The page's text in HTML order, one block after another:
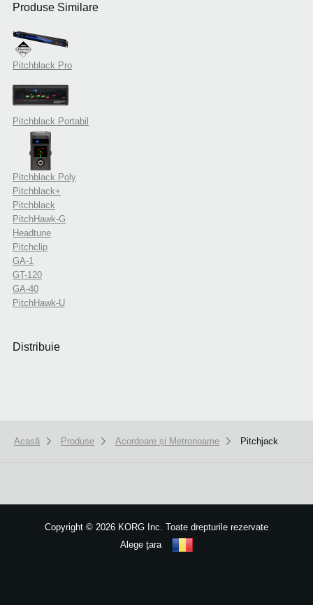
Produse Similare
Pitchblack Pro
Pitchblack Portabil
Pitchblack Poly
Pitchblack+
Pitchblack
PitchHawk-G
Headtune
Pitchclip
GA-1
GT-120
GA-40
PitchHawk-U
Distribuie
Acasă Produse Acordoare și Metronoame Pitchjack
Copyright © 2026 KORG Inc. Toate drepturile rezervate
Alege ţara